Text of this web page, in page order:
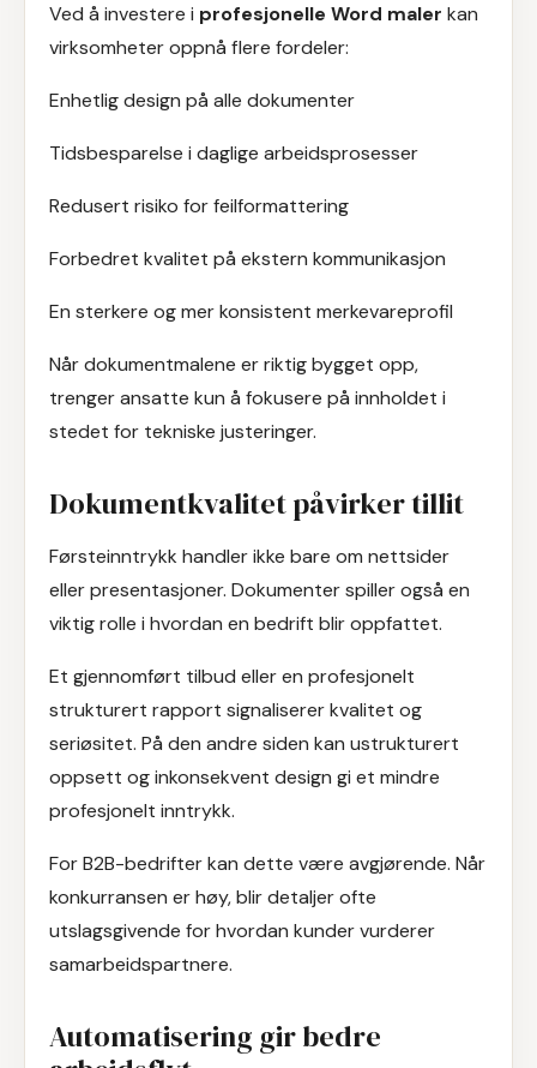
Ved å investere i profesjonelle Word maler kan
virksomheter oppnå flere fordeler:
Enhetlig design på alle dokumenter
Tidsbesparelse i daglige arbeidsprosesser
Redusert risiko for feilformattering
Forbedret kvalitet på ekstern kommunikasjon
En sterkere og mer konsistent merkevareprofil
Når dokumentmalene er riktig bygget opp,
trenger ansatte kun å fokusere på innholdet i
stedet for tekniske justeringer.
Dokumentkvalitet påvirker tillit
Førsteinntrykk handler ikke bare om nettsider
eller presentasjoner. Dokumenter spiller også en
viktig rolle i hvordan en bedrift blir oppfattet.
Et gjennomført tilbud eller en profesjonelt
strukturert rapport signaliserer kvalitet og
seriøsitet. På den andre siden kan ustrukturert
oppsett og inkonsekvent design gi et mindre
profesjonelt inntrykk.
For B2B-bedrifter kan dette være avgjørende. Når
konkurransen er høy, blir detaljer ofte
utslagsgivende for hvordan kunder vurderer
samarbeidspartnere.
Automatisering gir bedre